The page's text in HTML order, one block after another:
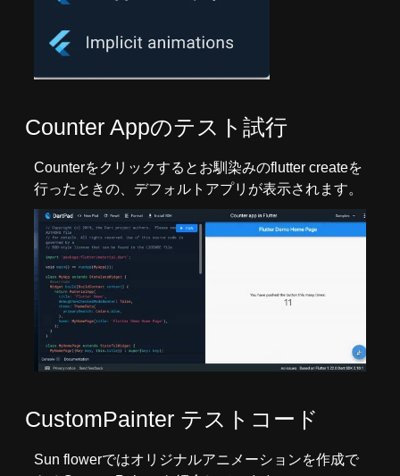
Counter Appのテスト試行
Counterをクリックするとお馴染みのflutter createを
行ったときの、デフォルトアプリが表示されます。
CustomPainter テストコード
Sun flowerではオリジナルアニメーションを作成で